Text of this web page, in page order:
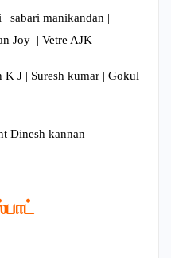
sabari manikandan |
Joy | Vetre AJK
K J | Suresh kumar | Gokul
Dinesh kannan